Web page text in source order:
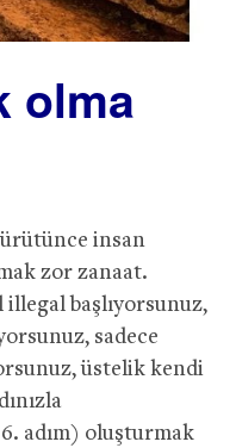
olma
insan
zor zanaat.
başlıyorsunuz,
sadece
üstelik kendi
adım) oluşturmak